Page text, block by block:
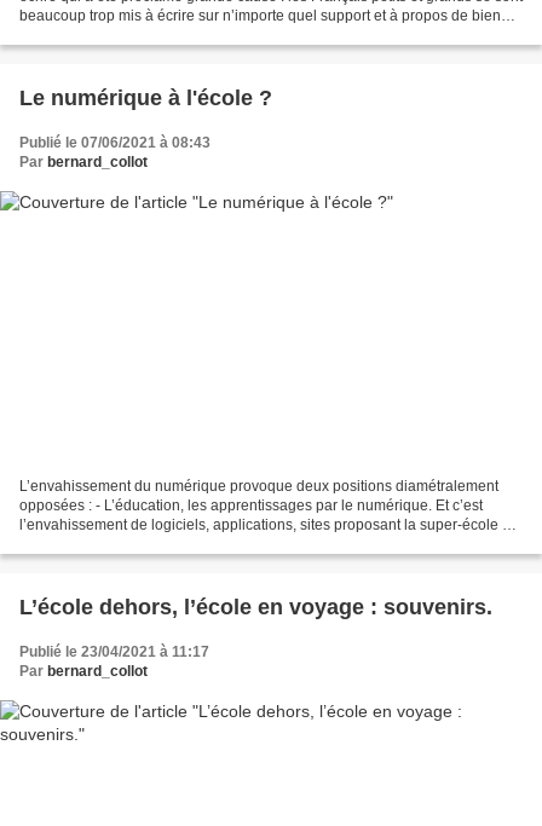
beaucoup trop mis à écrire sur n’importe quel support et à propos de bien
Le numérique à l'école ?
Publié le 07/06/2021 à 08:43
Par bernard_collot
L’envahissement du numérique provoque deux positions diamétralement
opposées : - L’éducation, les apprentissages par le numérique. Et c’est
l’envahissement de logiciels, applications, sites proposant la super-école à
L’école dehors, l’école en voyage : souvenirs.
Publié le 23/04/2021 à 11:17
Par bernard_collot